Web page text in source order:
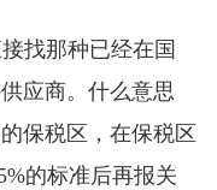
找那种已经在国
应商。什么意思
保税区，在保税区
的标准后再报关